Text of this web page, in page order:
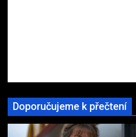
Doporučujeme k přečtení